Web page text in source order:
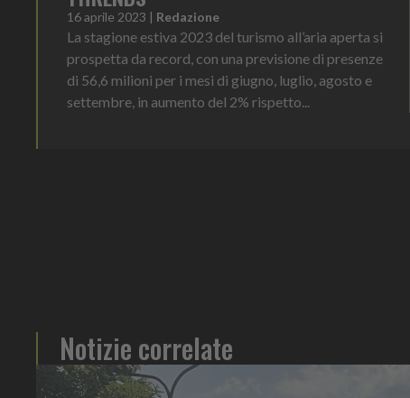
16 aprile 2023 | Redazione
La stagione estiva 2023 del turismo all’aria aperta si
prospetta da record, con una previsione di presenze
di 56,6 milioni per i mesi di giugno, luglio, agosto e
settembre, in aumento del 2% rispetto...
Notizie correlate